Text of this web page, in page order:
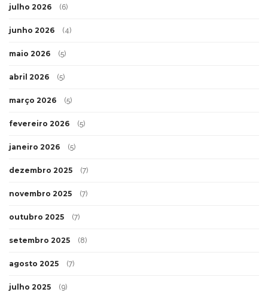
julho 2026 (6)
junho 2026 (4)
maio 2026 (5)
abril 2026 (5)
março 2026 (5)
fevereiro 2026 (5)
janeiro 2026 (5)
dezembro 2025 (7)
novembro 2025 (7)
outubro 2025 (7)
setembro 2025 (8)
agosto 2025 (7)
julho 2025 (9)